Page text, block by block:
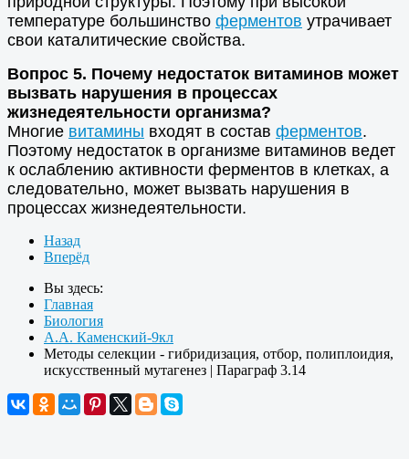
температуре большинство ферментов утрачивает
свои каталитические свойства.
Вопрос 5. Почему недостаток витаминов может
вызвать нарушения в процессах
жизнедеятельности организма?
Многие витамины входят в состав ферментов.
Поэтому недостаток в организме витаминов ведет
к ослаблению активности ферментов в клетках, а
следовательно, может вызвать нарушения в
процессах жизнедеятельности.
Назад
Вперёд
Вы здесь:
Главная
Биология
А.А. Каменский-9кл
Методы селекции - гибридизация, отбор, полиплоидия,
искусственный мутагенез | Параграф 3.14